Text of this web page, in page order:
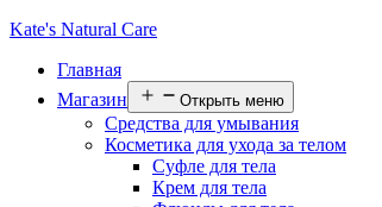
Kate's Natural Care
Главная
Магазин
Открыть меню
Средства для умывания
Косметика для ухода за телом
Суфле для тела
Крем для тела